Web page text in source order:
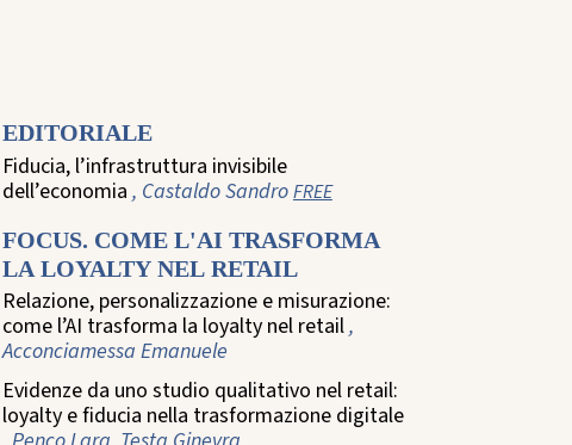
EDITORIALE
Fiducia, l’infrastruttura invisibile
dell’economia , Castaldo SandroFREE
FOCUS. COME L'AI TRASFORMA
LA LOYALTY NEL RETAIL
Relazione, personalizzazione e misurazione:
come l’AI trasforma la loyalty nel retail,
Acconciamessa Emanuele
Evidenze da uno studio qualitativo nel retail:
loyalty e fiducia nella trasformazione digitale